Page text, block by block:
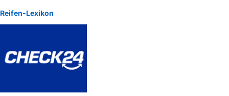
Reifen-Lexikon